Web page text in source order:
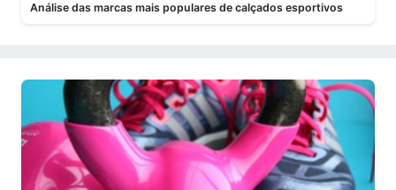
Análise das marcas mais populares de calçados esportivos